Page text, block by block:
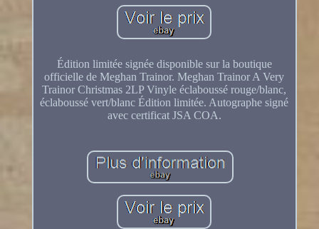
Édition limitée signée disponible sur la boutique
officielle de Meghan Trainor. Meghan Trainor A Very
Trainor Christmas 2LP Vinyle éclaboussé rouge/blanc,
éclaboussé vert/blanc Édition limitée. Autographe signé
avec certificat JSA COA.